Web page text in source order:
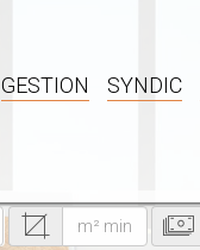
GESTION SYNDIC